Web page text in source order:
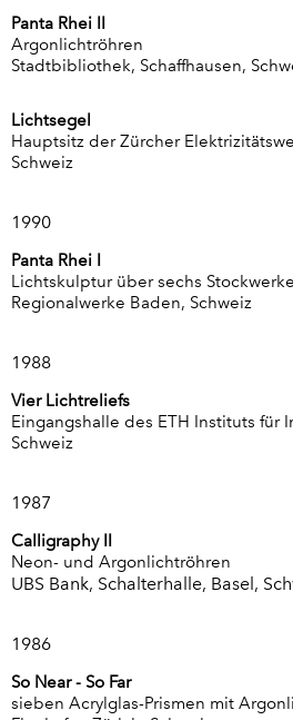
Panta Rhei II
Argonlichtröhren
Stadtbibliothek, Schaffhausen,
Lichtsegel
Hauptsitz der Zürcher
Schweiz
1990
Panta Rhei I
Lichtskulptur über sechs Stockwerke
Regionalwerke Baden, Schweiz
1988
Vier Lichtreliefs
Eingangshalle des ETH Instituts für
Schweiz
1987
Calligraphy II
Neon- und Argonlichtröhren
UBS Bank, Schalterhalle, Basel,
1986
So Near - So Far
sieben Acrylglas-Prismen mit